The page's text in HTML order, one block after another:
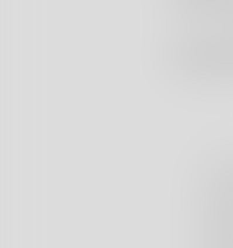
Il vincitore
Il
la